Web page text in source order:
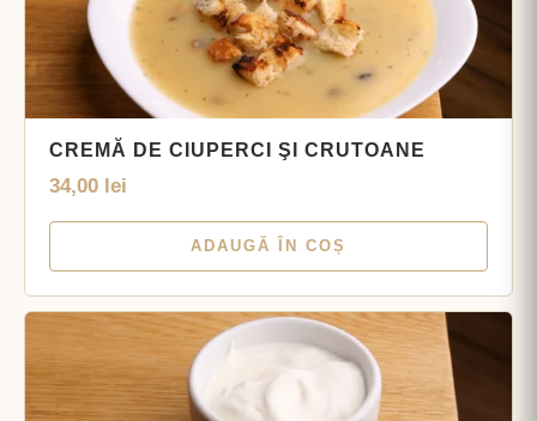
CREMĂ DE CIUPERCI ŞI CRUTOANE
34,00 lei
ADAUGĂ ÎN COȘ